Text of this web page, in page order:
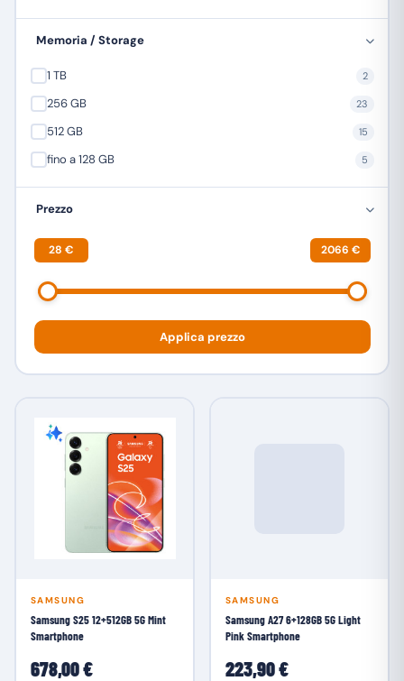
TREVI
XIAOMI 12
ZTE 4
Memoria / Storage
1 TB 2
256 GB 23
512 GB 15
fino a 128 GB 5
Prezzo
28 € 2066 €
Applica prezzo
SAMSUNG
Samsung S25 12+512GB 5G Mint
Smartphone
678,00 €
SAMSUNG
Samsung A27 6+128GB 5G Light
Pink Smartphone
223,90 €